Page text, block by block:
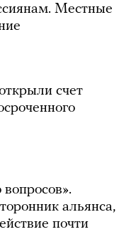
Местные
счет
альянса,
почти